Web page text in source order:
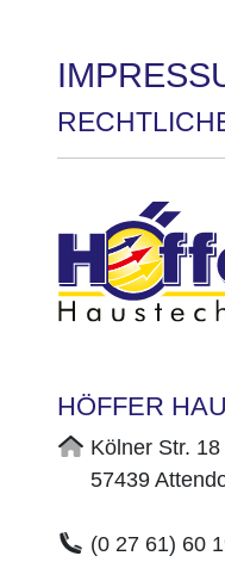
HÖFFER
Kölner Str. 18
57439
(0 27 61) 60